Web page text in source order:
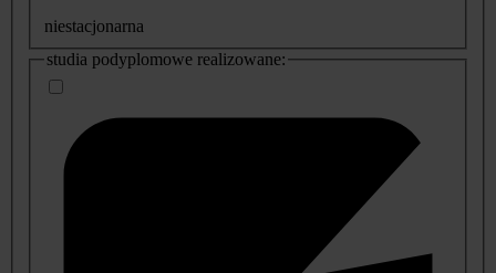
niestacjonarna
studia podyplomowe realizowane: